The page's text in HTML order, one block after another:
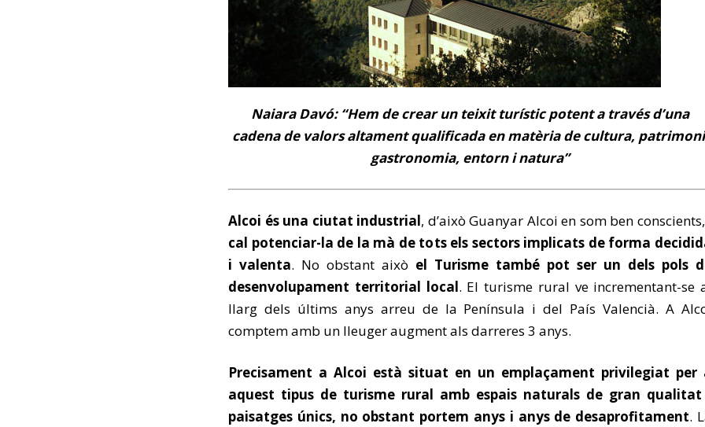
Naiara Davó: “Hem de crear un teixit turístic potent a través d’una
cadena de valors altament qualificada en matèria de cultura,
gastronomia, entorn i natura”
Alcoi és una ciutat industrial, d’això Guanyar Alcoi en som ben conscients,
cal potenciar-la de la mà de tots els sectors implicats de forma
i valenta. No obstant això el Turisme també pot ser un dels pols
desenvolupament territorial local. El turisme rural ve incrementant-se
llarg dels últims anys arreu de la Península i del País Valencià. A
comptem amb un lleuger augment als darreres 3 anys.
Precisament a Alcoi està situat en un emplaçament privilegiat per
aquest tipus de turisme rural amb espais naturals de gran
paisatges únics, no obstant portem anys i anys de desaprofitament.